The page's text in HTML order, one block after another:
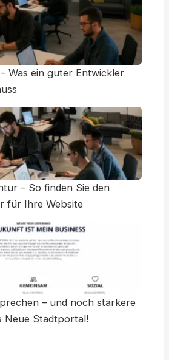
Was ein guter Entwickler
– So finden Sie den
für Ihre Website
– und noch stärkere
Neue Stadtportal!